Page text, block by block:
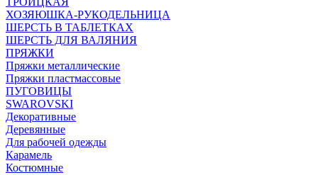
ХОЗЯЮШКА-РУКОДЕЛЬНИЦА
ШЕРСТЬ В ТАБЛЕТКАХ
ШЕРСТЬ ДЛЯ ВАЛЯНИЯ
ПРЯЖКИ
Пряжки металлические
Пряжки пластмассовые
ПУГОВИЦЫ
SWAROVSKI
Декоративные
Деревянные
Для рабочей одежды
Карамель
Костюмные